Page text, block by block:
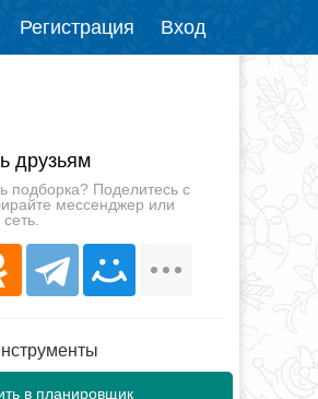
Регистрация Вход
друзьям
подборка? Поделитесь с
мессенджер или
в планировщик